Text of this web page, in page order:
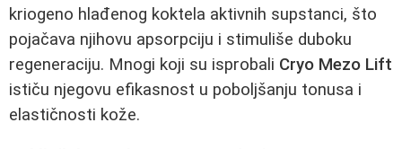
kriogeno hlađenog koktela aktivnih supstanci, što
pojačava njihovu apsorpciju i stimuliše duboku
regeneraciju. Mnogi koji su isprobali Cryo Mezo Lift
ističu njegovu efikasnost u poboljšanju tonusa i
elastičnosti kože.